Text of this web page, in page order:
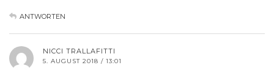
ANTWORTEN
NICCI TRALLAFITTI
5. AUGUST 2018 / 13:01